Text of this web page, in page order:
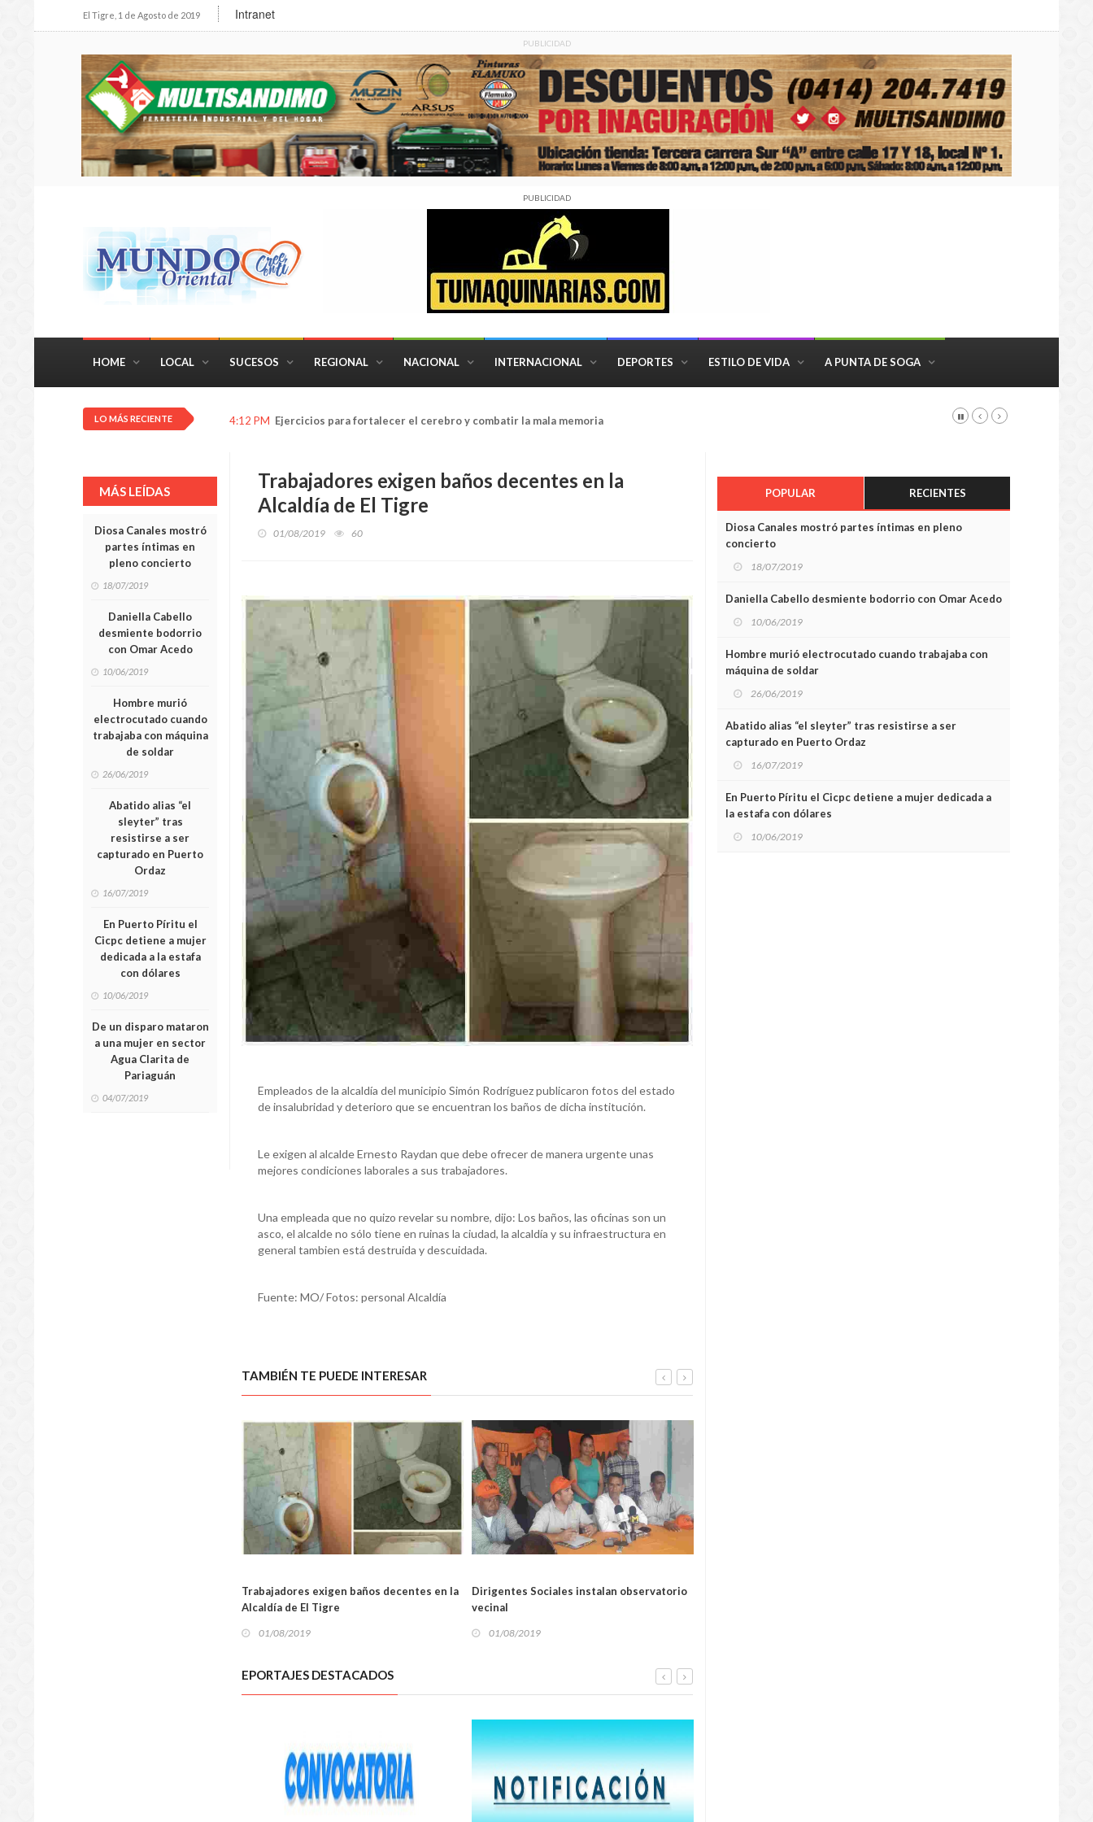
El Tigre, 1 de Agosto de 2019 Intranet
PUBLICIDAD
PUBLICIDAD
HOME LOCAL SUCESOS REGIONAL NACIONAL INTERNACIONAL DEPORTES ESTILO DE VIDA A PUNTA DE SOGA
LO MÁS RECIENTE 4:09 PM Venezuela se mantiene en el undécimo puesto del medallero
MÁS LEÍDAS
Diosa Canales mostró
partes íntimas en
pleno concierto
18/07/2019
Daniella Cabello
desmiente bodorrio
con Omar Acedo
10/06/2019
Hombre murió
electrocutado cuando
trabajaba con máquina
de soldar
26/06/2019
Abatido alias “el
sleyter” tras
resistirse a ser
capturado en Puerto
Ordaz
16/07/2019
En Puerto Píritu el
Cicpc detiene a mujer
dedicada a la estafa
con dólares
10/06/2019
De un disparo mataron
a una mujer en sector
Agua Clarita de
Pariaguán
04/07/2019
Trabajadores exigen baños decentes en la
Alcaldía de El Tigre
01/08/2019 60
Empleados de la alcaldía del municipio Simón Rodríguez publicaron fotos del estado
de insalubridad y deterioro que se encuentran los baños de dicha institución.
Le exigen al alcalde Ernesto Raydan que debe ofrecer de manera urgente unas
mejores condiciones laborales a sus trabajadores.
Una empleada que no quizo revelar su nombre, dijo: Los baños, las oficinas son un
asco, el alcalde no sólo tiene en ruinas la ciudad, la alcaldía y su infraestructura en
general tambien está destruida y descuidada.
Fuente: MO/ Fotos: personal Alcaldía
TAMBIÉN TE PUEDE INTERESAR
Trabajadores exigen baños decentes en la
Alcaldía de El Tigre
01/08/2019
Dirigentes Sociales instalan observatorio
vecinal
01/08/2019
EPORTAJES DESTACADOS
POPULAR RECIENTES
Diosa Canales mostró partes íntimas en pleno
concierto
18/07/2019
Daniella Cabello desmiente bodorrio con Omar Acedo
10/06/2019
Hombre murió electrocutado cuando trabajaba con
máquina de soldar
26/06/2019
Abatido alias “el sleyter” tras resistirse a ser
capturado en Puerto Ordaz
16/07/2019
En Puerto Píritu el Cicpc detiene a mujer dedicada a
la estafa con dólares
10/06/2019